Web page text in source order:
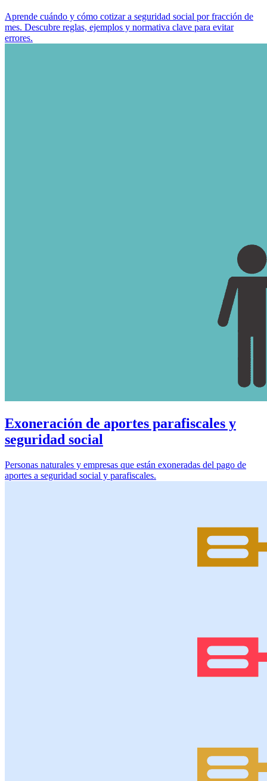
Aprende cuándo y cómo cotizar a seguridad social por fracción de
mes. Descubre reglas, ejemplos y normativa clave para evitar
errores.
Exoneración de aportes parafiscales y
seguridad social
Personas naturales y empresas que están exoneradas del pago de
aportes a seguridad social y parafiscales.